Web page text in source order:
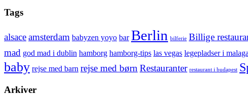
Tags
alsaceamsterdam babyzen yoyo bar Berlin bilferie Billige
mad god mad i dublin hamborg hamborg-tips las vegas legepladser i malaga
baby rejse med barn rejse med børnRestauranter restaurant i budapest
Arkiver